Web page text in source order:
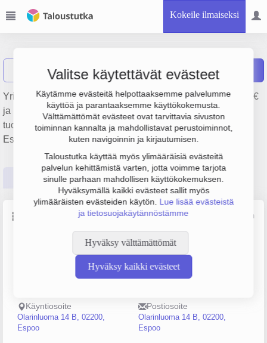
Kokeile ilmaiseksi
Valitse käytettävät evästeet
Käytämme evästeitä helpottaaksemme palvelumme
käyttöä ja parantaaksemme käyttökokemusta.
Välttämättömät evästeet ovat tarvittavia sivuston
toiminnan kannalta ja mahdollistavat perustoiminnot,
kuten navigoinnin ja kirjautumisen.
Taloustutka käyttää myös ylimääräisiä evästeitä
palvelun kehittämistä varten, jotta voimme tarjota
sinulle parhaan mahdollisen käyttökokemuksen.
Hyväksymällä kaikki evästeet sallit myös
ylimääräisten evästeiden käytön. Lue lisää evästeistä
ja tietosuojakäytännöstämme
Hyväksy välttämättömät
Hyväksy kaikki evästeet
Näytä haku Lab-dig Oy Raportit
Yrityksen Lab-dig Oy liikevaihto on 905 000 €, tulos 78 000 €
ja henkilöstömäärä 1. Sen päätoimiala on Lääkinnällisten
tuotteiden tukkukauppa, perustamisvuosi 1978 ja sijainti
Espoo. Yrityksen yhtiömuoto Osakeyhtiö (OY).
Perustiedot Tilinpäätösluvut Päättäjätiedot
Lähde: YTJ, PRH, Traficom
Henkilöstömäärä
0–4
Käyntiosoite
Olarinluoma 14 B, 02200,
Espoo
Postiosoite
Olarinluoma 14 B, 02200,
Espoo